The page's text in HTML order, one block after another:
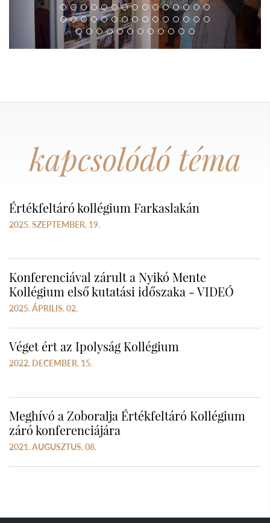
kapcsolódó téma
Értékfeltáró kollégium Farkaslakán
2025. SZEPTEMBER. 19.
Konferenciával zárult a Nyikó Mente
Kollégium első kutatási időszaka - VIDEÓ
2025. ÁPRILIS. 02.
Véget ért az Ipolyság Kollégium
2022. DECEMBER. 15.
Meghívó a Zoboralja Értékfeltáró Kollégium
záró konferenciájára
2021. AUGUSZTUS. 08.